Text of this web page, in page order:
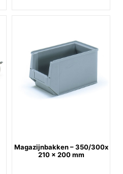
Magazijnbakken – 350/300x
210 x 200 mm